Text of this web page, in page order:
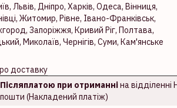
Львів, Дніпро, Харків, Одеса, Вінниця,
Житомир, Рівне, Івано-Франківськ,
Запоріжжя, Кривий Ріг, Полтава,
Миколаїв, Чернігів, Суми, Кам'янське
доставку
Післяплатою при отриманніна відділенні
пошти (Накладений платіж)